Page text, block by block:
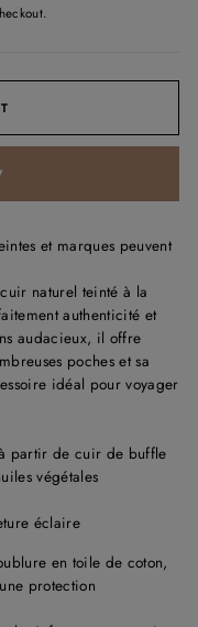
et marques peuvent
naturel teinté à la
authenticité et
audacieux, il offre
poches et sa
idéal pour voyager
partir de cuir de buffle
végétales
éclaire
en toile de coton,
protection